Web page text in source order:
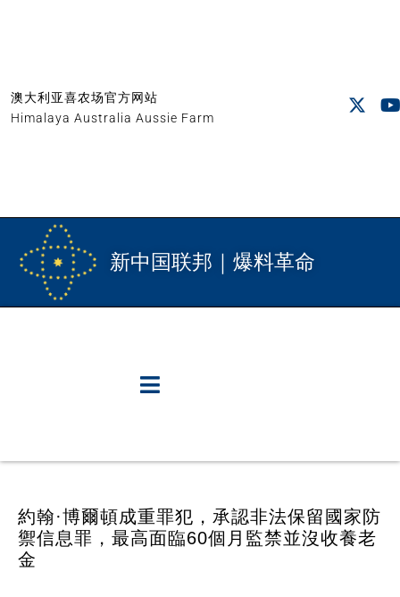
澳大利亚喜农场官方网站
Himalaya Australia Aussie Farm
新中国联邦｜爆料革命
約翰·博爾頓成重罪犯，承認非法保留國家防
禦信息罪，最高面臨60個月監禁並沒收養老
金